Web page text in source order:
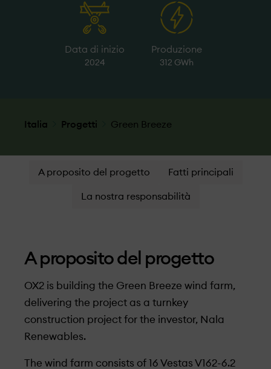
Data di inizio
2024
Produzione
312 GWh
Italia Progetti Green Breeze
A proposito del progetto Fatti principali
La nostra responsabilità
A proposito del progetto
OX2 is building the Green Breeze wind farm,
delivering the project as a turnkey
construction project for the investor, Nala
Renewables.
The wind farm consists of 16 Vestas V162-6.2